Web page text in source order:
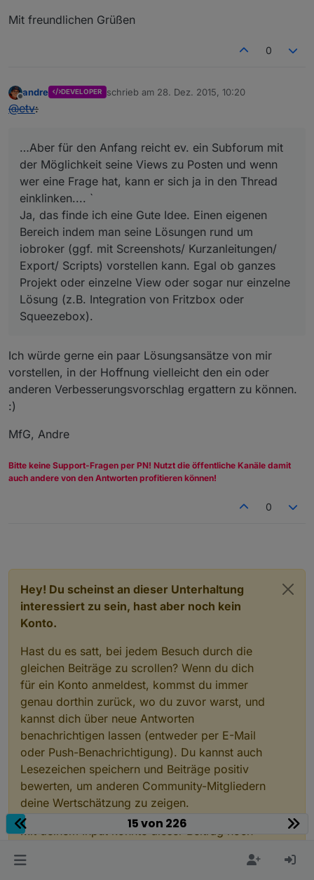
Mit freundlichen Grüßen
0
Offline
andre DEVELOPER schrieb am 28. Dez. 2015, 10:20
zuletzt editiert von
@etv:
…Aber für den Anfang reicht ev. ein Subforum mit
der Möglichkeit seine Views zu Posten und wenn
wer eine Frage hat, kann er sich ja in den Thread
einklinken.... `
Ja, das finde ich eine Gute Idee. Einen eigenen
Bereich indem man seine Lösungen rund um
iobroker (ggf. mit Screenshots/ Kurzanleitungen/
Export/ Scripts) vorstellen kann. Egal ob ganzes
Projekt oder einzelne View oder sogar nur einzelne
Lösung (z.B. Integration von Fritzbox oder
Squeezebox).
Ich würde gerne ein paar Lösungsansätze von mir
vorstellen, in der Hoffnung vielleicht den ein oder
anderen Verbesserungsvorschlag ergattern zu können.
:)
MfG, Andre
Bitte keine Support-Fragen per PN! Nutzt die öffentliche Kanäle damit
auch andere von den Antworten profitieren können!
0
Hey! Du scheinst an dieser Unterhaltung
interessiert zu sein, hast aber noch kein
Konto.
Hast du es satt, bei jedem Besuch durch die
gleichen Beiträge zu scrollen? Wenn du dich
für ein Konto anmeldest, kommst du immer
genau dorthin zurück, wo du zuvor warst, und
kannst dich über neue Antworten
benachrichtigen lassen (entweder per E-Mail
oder Push-Benachrichtigung). Du kannst auch
Lesezeichen speichern und Beiträge positiv
bewerten, um anderen Community-Mitgliedern
deine Wertschätzung zu zeigen.
Mit deinem Input könnte dieser Beitrag noch
15 von 226